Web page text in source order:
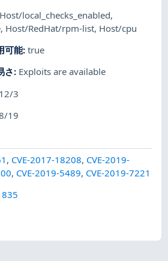
Host/local_checks_enabled,
, Host/RedHat/rpm-list, Host/cpu
可能:true
さ: Exploits are available
3
19
, CVE-2017-18208, CVE-2019-
, CVE-2019-5489, CVE-2019-7221
835